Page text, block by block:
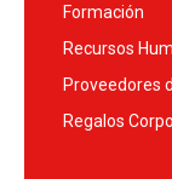
Formación
Recursos
Proveedores
Regalos